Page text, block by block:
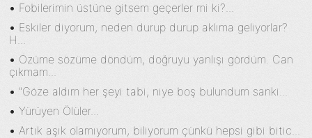
• Fobilerimin üstüne gitsem geçerler mi ki?...
• Eskiler diyorum, neden durup durup aklıma geliyorlar?
H...
• Özüme sözüme döndüm, doğruyu yanlışı gördüm. Can
çıkmam...
• "Göze aldım her şeyi tabi, niye boş bulundum sanki...
•Yürüyen Ölüler...
•Artık aşık olamıyorum, biliyorum çünkü hepsi gibi bitic...